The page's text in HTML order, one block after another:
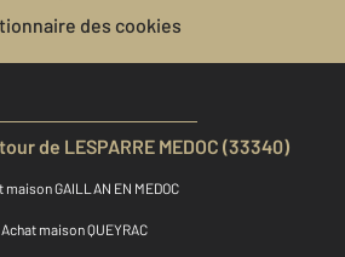
des cookies
de LESPARRE MEDOC (33340)
maison GAILLAN EN MEDOC
Achat maison QUEYRAC